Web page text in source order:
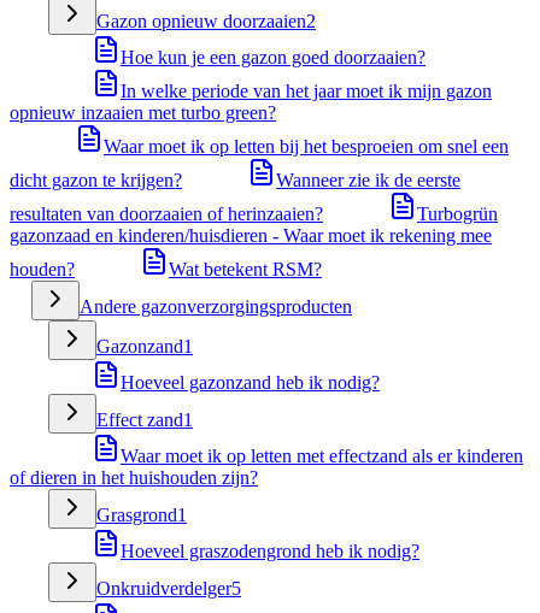
Gazon opnieuw doorzaaien2
Hoe kun je een gazon goed doorzaaien?
In welke periode van het jaar moet ik mijn gazon
opnieuw inzaaien met turbo green?
Waar moet ik op letten bij het besproeien om snel een
dicht gazon te krijgen?
Wanneer zie ik de eerste
resultaten van doorzaaien of herinzaaien?
Turbogrün
gazonzaad en kinderen/huisdieren - Waar moet ik rekening mee
houden?
Wat betekent RSM?
Andere gazonverzorgingsproducten
Gazonzand1
Hoeveel gazonzand heb ik nodig?
Effect zand1
Waar moet ik op letten met effectzand als er kinderen
of dieren in het huishouden zijn?
Grasgrond1
Hoeveel graszodengrond heb ik nodig?
Onkruidverdelger5